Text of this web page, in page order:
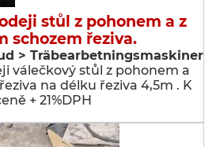
stůl z pohonem a z
schozem řeziva.
> Träbearbetningsmaskiner
válečkový stůl z pohonem a
na délku řeziva 4,5m . K
+ 21%DPH